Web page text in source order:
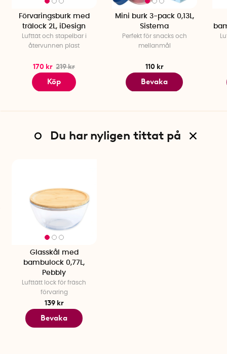
Förvaringsburk med
trälock 2L, iDesign
Lufttät och stapelbar i
återvunnen plast
170 kr 219 kr
Köp
Mini burk 3-pack 0,13L,
Sistema
Perfekt för snacks och
mellanmål
110 kr
Bevaka
Du har nyligen tittat på
Glasskål med
bambulock 0,77L,
Pebbly
Lufttätt lock för fräsch
förvaring
139 kr
Bevaka